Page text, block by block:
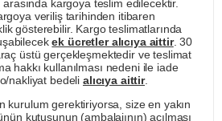
kargoya teslim edilecektir.
veriliş tarihinden itibaren
gösterebilir. Kargo teslimatlarında
ek ücretler alıcıya aittir. 30
üstü gerçekleşmektedir ve teslimat
hakkı kullanılması nedeni ile iade
nakliyat bedeli alıcıya aittir.
kurulum gerektiriyorsa, size en yakın
kutusunun (ambalajının) açılması